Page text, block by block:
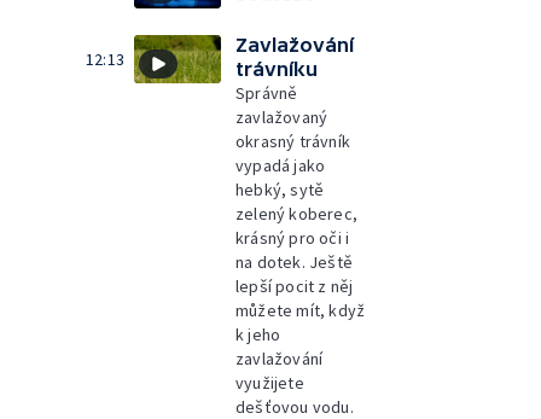
12:13
Zavlažování
trávníku
Správně
zavlažovaný
okrasný trávník
vypadá jako
hebký, sytě
zelený koberec,
krásný pro oči i
na dotek. Ještě
lepší pocit z něj
můžete mít, když
k jeho
zavlažování
využijete
dešťovou vodu.